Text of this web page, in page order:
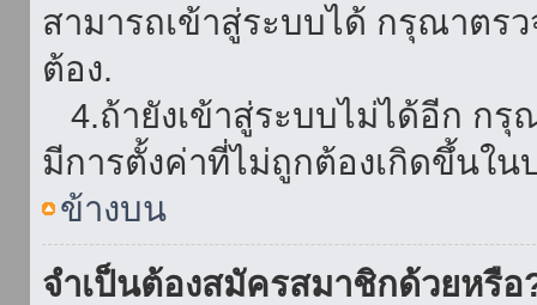
สามารถเข้าสู่ระบบได้ กรุณาตร
ต้อง.
4.ถ้ายังเข้าสู่ระบบไม่ได้อีก กรุ
มีการตั้งค่าที่ไม่ถูกต้องเกิดขึ้นใน
ข้างบน
จำเป็นต้องสมัครสมาชิกด้วยหรือ